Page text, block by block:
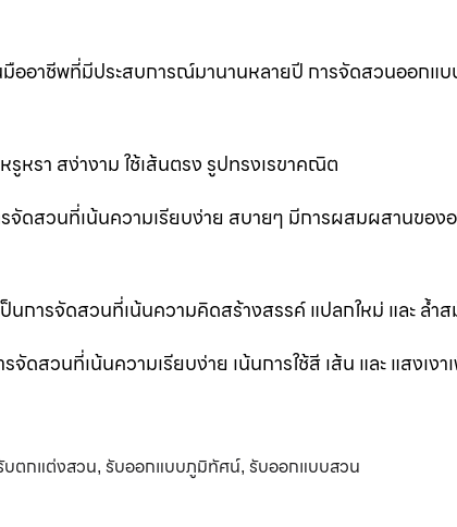
ออาชีพที่มีประสบการณ์มานานหลายปี การจัดสวนออกแ
รา สง่างาม ใช้เส้นตรง รูปทรงเรขาคณิต
ดสวนที่เน้นความเรียบง่าย สบายๆ มีการผสมผสานของ
ารจัดสวนที่เน้นความคิดสร้างสรรค์ แปลกใหม่ และ ล้ำ
วนที่เน้นความเรียบง่าย เน้นการใช้สี เส้น และ แสงเงา
บตกแต่งสวน, รับออกแบบภูมิทัศน์, รับออกแบบสวน